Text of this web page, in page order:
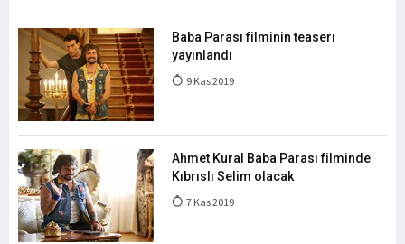
Baba Parası filminin teaserı
yayınlandı
9 Kas 2019
Ahmet Kural Baba Parası filminde
Kıbrıslı Selim olacak
7 Kas 2019